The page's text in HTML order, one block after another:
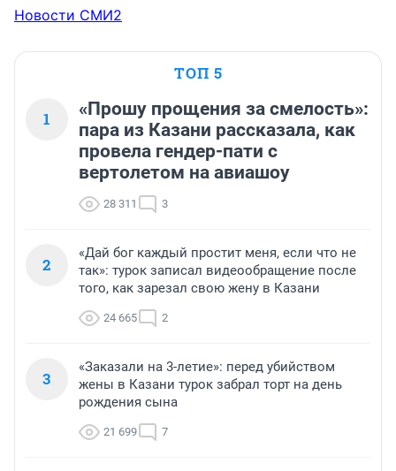
Новости СМИ2
ТОП 5
1
«Прошу прощения за смелость»:
пара из Казани рассказала, как
провела гендер-пати с
вертолетом на авиашоу
28 311 3
2
«Дай бог каждый простит меня, если что не
так»: турок записал видеообращение после
того, как зарезал свою жену в Казани
24 665 2
3
«Заказали на 3-летие»: перед убийством
жены в Казани турок забрал торт на день
рождения сына
21 699 7